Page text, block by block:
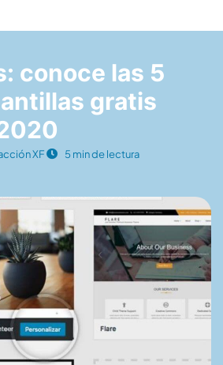
conoce las 5
gratis
XF 5 min de lectura